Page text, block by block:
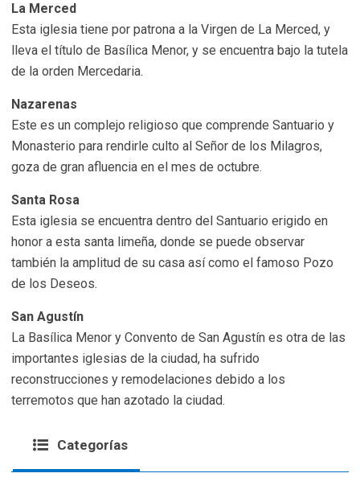
La Merced
Esta iglesia tiene por patrona a la Virgen de La Merced, y
lleva el título de Basílica Menor, y se encuentra bajo la tutela
de la orden Mercedaria.
Nazarenas
Este es un complejo religioso que comprende Santuario y
Monasterio para rendirle culto al Señor de los Milagros,
goza de gran afluencia en el mes de octubre.
Santa Rosa
Esta iglesia se encuentra dentro del Santuario erigido en
honor a esta santa limeña, donde se puede observar
también la amplitud de su casa así como el famoso Pozo
de los Deseos.
San Agustín
La Basílica Menor y Convento de San Agustín es otra de las
importantes iglesias de la ciudad, ha sufrido
reconstrucciones y remodelaciones debido a los
terremotos que han azotado la ciudad.
Categorías